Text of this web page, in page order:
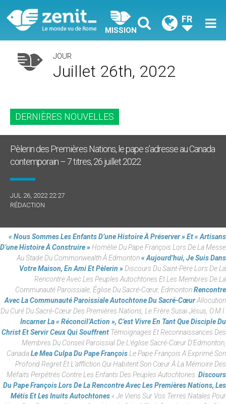
MISSION
FR
JOUR
Juillet 26th, 2022
DERNIÈRES NOUVELLES
Pèlerin des Premières Nations, le pape s’adresse au Canada
contemporain – 7 titres, 26 juillet 2022
JUL 26, 2022 22:27
RÉDACTION
« Nous Sommes Les Enfants D’une Histoire À Préserver » Et « Artisans
D’une Histoire À Construire »Homélie Du Pape François Lors De La Messe
Au Stade Du Commonwealth À Edmonton« Aujourd’hui, Je Suis Dans
Votre Maison, En Ami Et Pèlerin »Discours Du Saint-Père Lors De La
Rencontre Avec Les Peuples Autochtones Et Les Membres De La
Communauté Paroissiale, Église Du Sacré-Cœur, EdmontonRencontre
Avec La Communauté Paroissiale Autochtone Du Sacré-CœurAllocution
Du Curé Du Sacré-Cœur Des Premières Nations, Le Frère Susai Jésus, O.M.I.
Incarner La « Réconcil’Action », C’est Vivre En Tant Que Disciple Du
Christ Et Servir Ceux Qui Souffrent Témoignages Et Reconnaissances Des
Membres Du Conseil Paroissial De L’église Sacré-Cœur D’Edmonton,
CanadaLe Mea Culpa Du Pape FrançoisLe Pape François A Exprimé Son
Profond Regret Et L’affliction Qui Habitent Son Cœur À La Mémoire Des
Méfaits Perpétrés Contre Les Enfants Des Peuples Autochtones. Discours
Du Pape François Lors De La Rencontre Avec Les Premières Nations, Les
Métis Et Les Inuits Autochtones « Je Viens Sur Vos Terres Natales Pour